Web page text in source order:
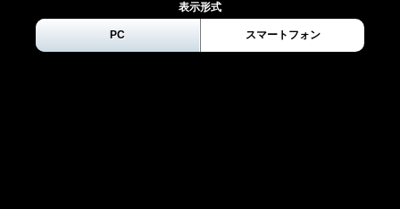
表示形式
PC スマートフォン